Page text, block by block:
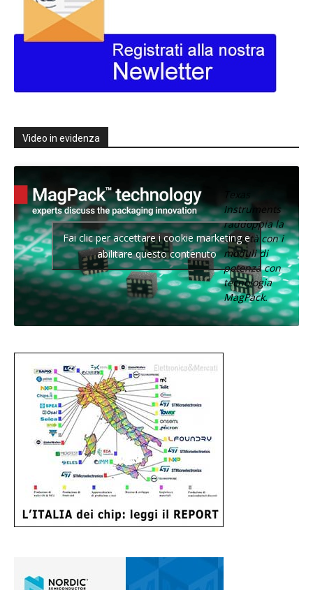
Video in evidenza
Texas
Instruments
raddoppia la
densità con i
moduli di
potenza con
tecnologia
MagPack.
Fai clic per accettare i cookie marketing e
abilitare questo contenuto